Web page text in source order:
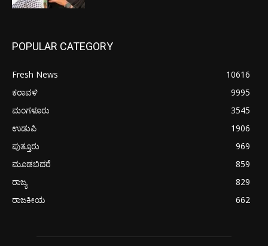
POPULAR CATEGORY
Fresh News
10616
ಕರಾವಳಿ
9995
ಮಂಗಳೂರು
3545
ಉಡುಪಿ
1906
ಪುತ್ತೂರು
969
ಮೂಡಬಿದರೆ
859
ರಾಜ್ಯ
829
ರಾಜಕೀಯ
662